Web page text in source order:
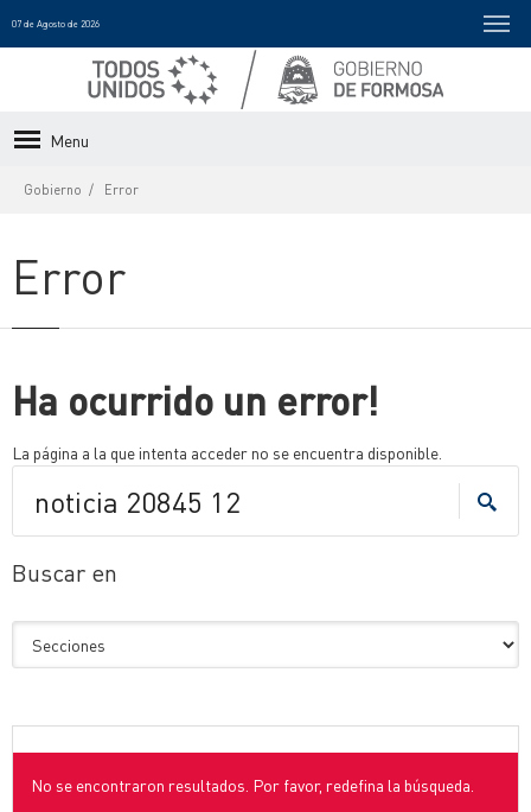
07 de Agosto de 2026
Menu
Gobierno Error
Error
Ha ocurrido un error!
La página a la que intenta acceder no se encuentra disponible.
Buscar en
No se encontraron resultados. Por favor, redefina la búsqueda.